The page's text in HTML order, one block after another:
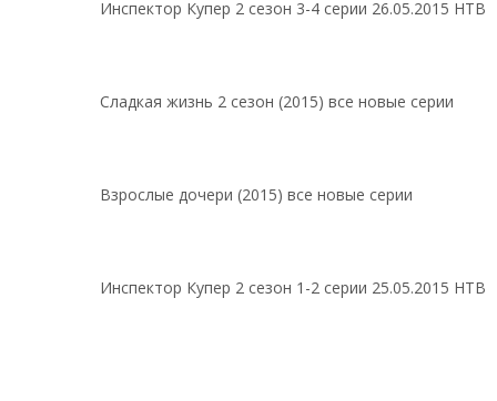
Инспектор Купер 2 сезон 3-4 серии 26.05.2015 НТВ
Сладкая жизнь 2 сезон (2015) все новые серии
Взрослые дочери (2015) все новые серии
Инспектор Купер 2 сезон 1-2 серии 25.05.2015 НТВ